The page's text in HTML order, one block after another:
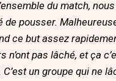
du match,
de pousser.
ce but assez
n’ont pas lâché, et ça
un groupe qui ne